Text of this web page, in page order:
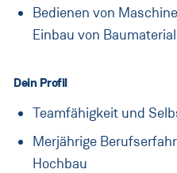
FAQ
Direkteinstieg
Unsere Bereiche
Jobprofile
Blog
Bedienen von
Einbau von
Dein Profil
Teamfähigkeit und
Merjährige
Hochbau